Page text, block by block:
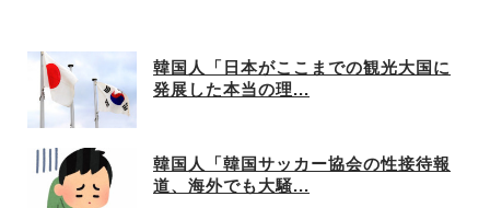
韓国人「日本がここまでの観光大国に
発展した本当の理...
韓国人「韓国サッカー協会の性接待報
道、海外でも大騒...